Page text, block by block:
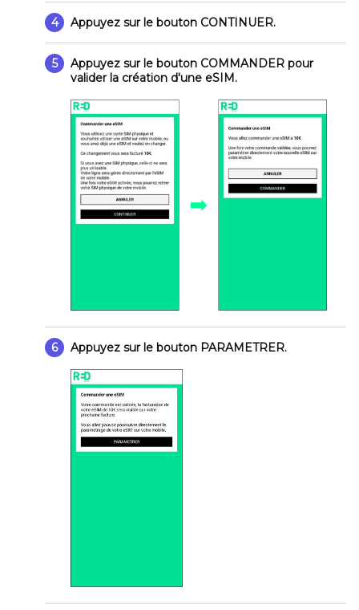
4 Appuyez sur le bouton CONTINUER.
5 Appuyez sur le bouton COMMANDER pour
valider la création d'une eSIM.
6 Appuyez sur le bouton PARAMETRER.